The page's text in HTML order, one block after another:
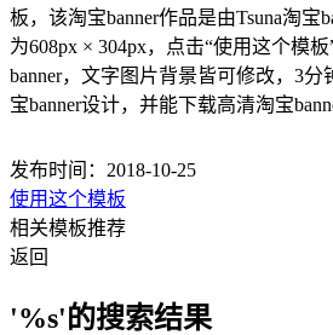
板，该淘宝banner作品是由Tsuna淘宝
为608px × 304px，点击“使用这个模
banner，文字图片背景皆可修改，3
宝banner设计，并能下载高清淘宝
发布时间：2018-10-25
使用这个模板
相关模板推荐
返回
'%s'的搜索结果